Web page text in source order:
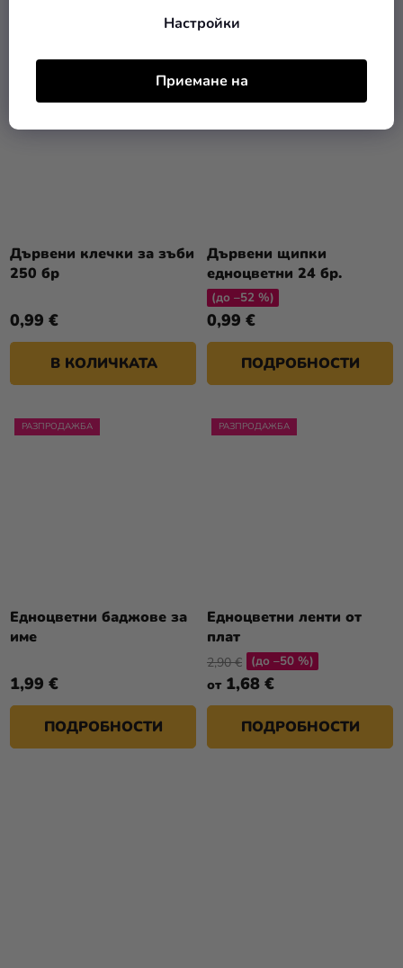
Настройки
Приемане на
Дървени клечки за зъби
250 бр
0,99 €
В КОЛИЧКАТА
РАЗПРОДАЖБА
Дървени щипки
едноцветни 24 бр.
0,99 €
(до –52 %)
ПОДРОБНОСТИ
РАЗПРОДАЖБА
Едноцветни баджове за
име
1,99 €
ПОДРОБНОСТИ
РАЗПРОДАЖБА
Едноцветни ленти от
плат
от 1,68 €
2,90 € (до –50 %)
ПОДРОБНОСТИ